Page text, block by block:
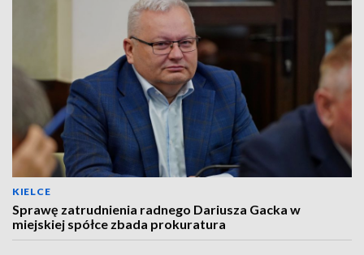
KIELCE
Sprawę zatrudnienia radnego Dariusza Gacka w
miejskiej spółce zbada prokuratura